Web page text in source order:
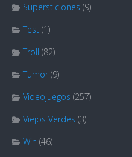
Supersticiones (9)
Test (1)
Troll (82)
Tumor (9)
Videojuegos (257)
Viejos Verdes (3)
Win (46)